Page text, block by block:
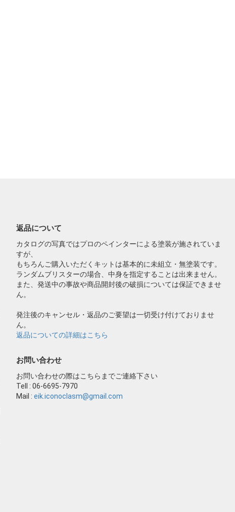
返品について
カタログの写真ではプロのペインターによる塗装が施されていま
すが、
もちろんご購入いただくキットは基本的に未組立・無塗装です。
ランダムブリスターの場合、中身を指定することは出来ません。
また、発送中の事故や商品開封後の破損については保証できませ
ん。
発注後のキャンセル・返品のご要望は一切受け付けておりませ
ん。
返品についての詳細はこちら
お問い合わせ
お問い合わせの際はこちらまでご連絡下さい
Tell : 06-6695-7970
Mail : eik.iconoclasm@gmail.com